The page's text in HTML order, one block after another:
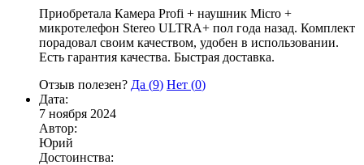
Приобретала Камера Profi + наушник Micro +
микротелефон Stereo ULTRA+ пол года назад. Комплект
порадовал своим качеством, удобен в использовании.
Есть гарантия качества. Быстрая доставка.
Отзыв полезен? Да (9) Нет (0)
Дата:
7 ноября 2024
Автор:
Юрий
Достоинства: